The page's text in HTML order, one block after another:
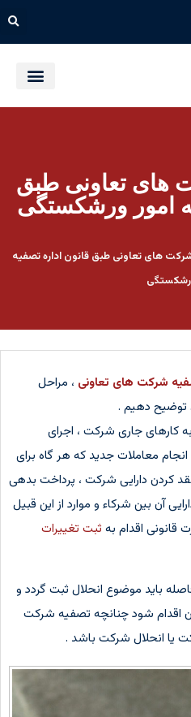
های تعاونی طبق
امور ورشکستگی
های تعاونی طبق قانون اداره تصفیه
شرکت های تعاونی ، مراحل
توضیح دهیم .
کارهای جاری شرکت ، اجرای
معاملات جدید که هر گاه برای
کردن دارایی شرکت ، پرداخت بدهی
آن بین شرکاء و موارد از این قبیل
اقدام به ثبت تغییرات
باید موضوع انحلال ثبت گردد و
آن اقدام شود چنانچه تصفیه شرکت
یا انحلال شرکت باشد .